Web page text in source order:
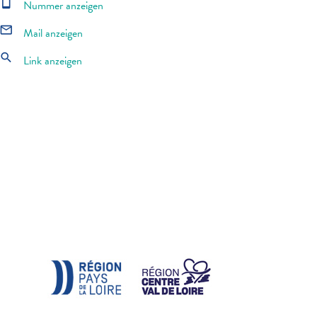
Nummer anzeigen
mail_outline Mail anzeigen
search Link anzeigen